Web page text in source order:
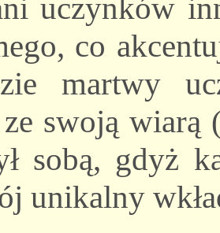
uczynków
co
martwy
swoją wiarą
sobą, gdyż
unikalny